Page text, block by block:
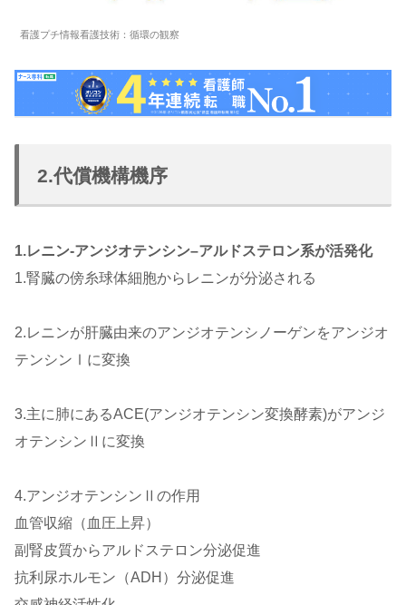
看護プチ情報看護技術：循環の観察
2.代償機構機序
1.レニン-アンジオテンシン–アルドステロン系が活発化
1.腎臓の傍糸球体細胞からレニンが分泌される
2.レニンが肝臓由来のアンジオテンシノーゲンをアンジオ
テンシンⅠに変換
3.主に肺にあるACE(アンジオテンシン変換酵素)がアンジ
オテンシンⅡに変換
4.アンジオテンシンⅡの作用
血管収縮（血圧上昇）
副腎皮質からアルドステロン分泌促進
抗利尿ホルモン（ADH）分泌促進